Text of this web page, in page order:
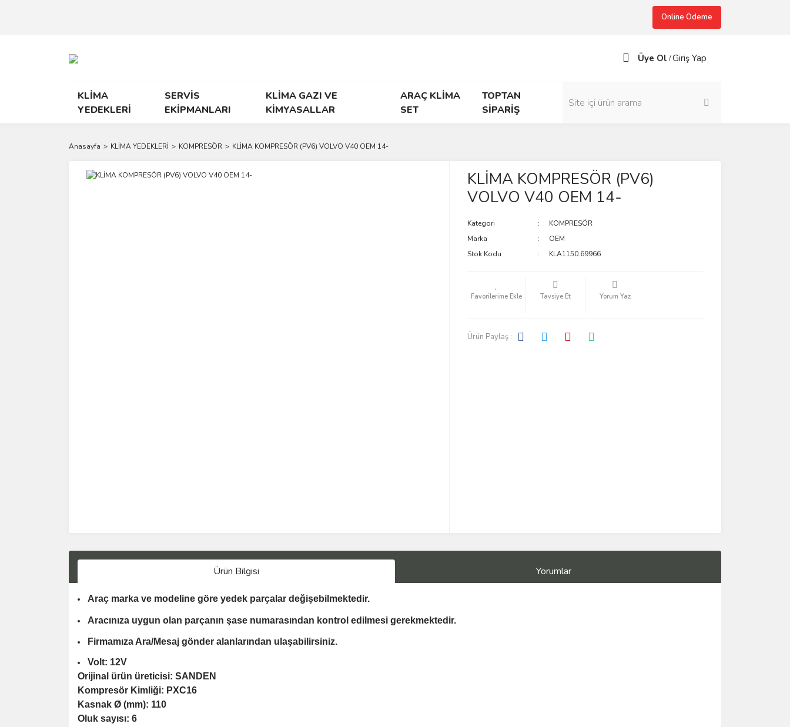
Online Ödeme
Üye Ol /Giriş Yap
KLİMA
YEDEKLERİ
SERVİS
EKİPMANLARI
KLİMA GAZI VE
KİMYASALLAR
ARAÇ KLİMA
SET
TOPTAN
SİPARİŞ
Anasayfa KLİMA YEDEKLERİ KOMPRESÖR KLİMA KOMPRESÖR (PV6) VOLVO V40 OEM 14-
KLİMA KOMPRESÖR (PV6)
VOLVO V40 OEM 14-
Kategori
KOMPRESÖR
Marka
OEM
Stok Kodu
KLA1150.69966
Tavsiye Et Yorum Yaz
Ürün Paylaş :
Ürün Bilgisi Yorumlar
Araç marka ve modeline göre yedek parçalar değişebilmektedir.
Aracınıza uygun olan parçanın şase numarasından kontrol edilmesi gerekmektedir.
Firmamıza Ara/Mesaj gönder alanlarından ulaşabilirsiniz.
Volt: 12V
Orijinal ürün üreticisi: SANDEN
Kompresör Kimliği: PXC16
Kasnak Ø (mm): 110
Oluk sayısı: 6